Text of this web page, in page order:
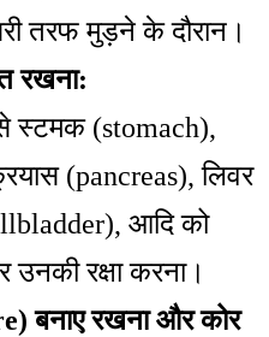
तरफ मुड़ने के दौरान।
रखना:
(stomach),
(pancreas), लिवर
आदि को
रक्षा करना।
बनाए रखना और कोर